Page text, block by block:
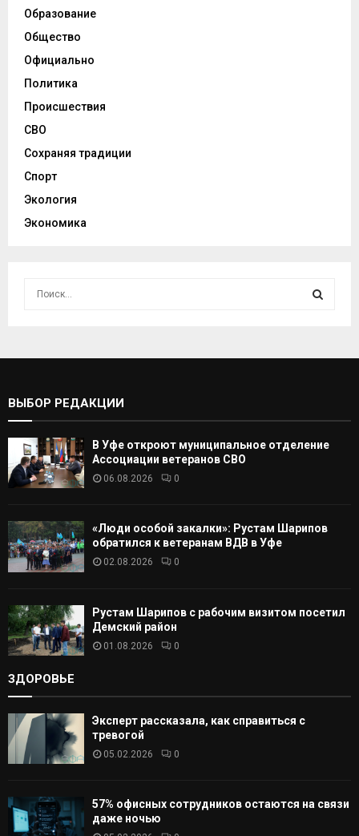
Образование
Общество
Официально
Политика
Происшествия
СВО
Сохраняя традиции
Спорт
Экология
Экономика
С
А
ВЫБОР РЕДАКЦИИ
В Уфе откроют муниципальное отделение
Ассоциации ветеранов СВО
06.08.2026 0
«Люди особой закалки»: Рустам Шарипов
обратился к ветеранам ВДВ в Уфе
02.08.2026 0
Рустам Шарипов с рабочим визитом посетил
Демский район
01.08.2026 0
ЗДОРОВЬЕ
Эксперт рассказала, как справиться с
тревогой
05.02.2026 0
57% офисных сотрудников остаются на связи
даже ночью